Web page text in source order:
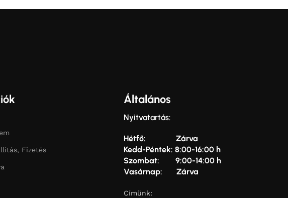
Fizetés
Általános
Nyitvatartás:
Hétfő: Zárva
Kedd-Péntek: 8:00-16:00 h
Szombat: 9:00-14:00 h
Vasárnap: Zárva
Címünk: